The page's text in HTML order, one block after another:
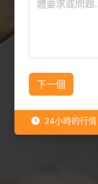
下一個
24小時的行情